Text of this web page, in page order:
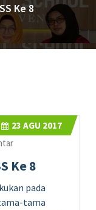
Ke 8
23 AGU 2017
Ke 8
pada
tama